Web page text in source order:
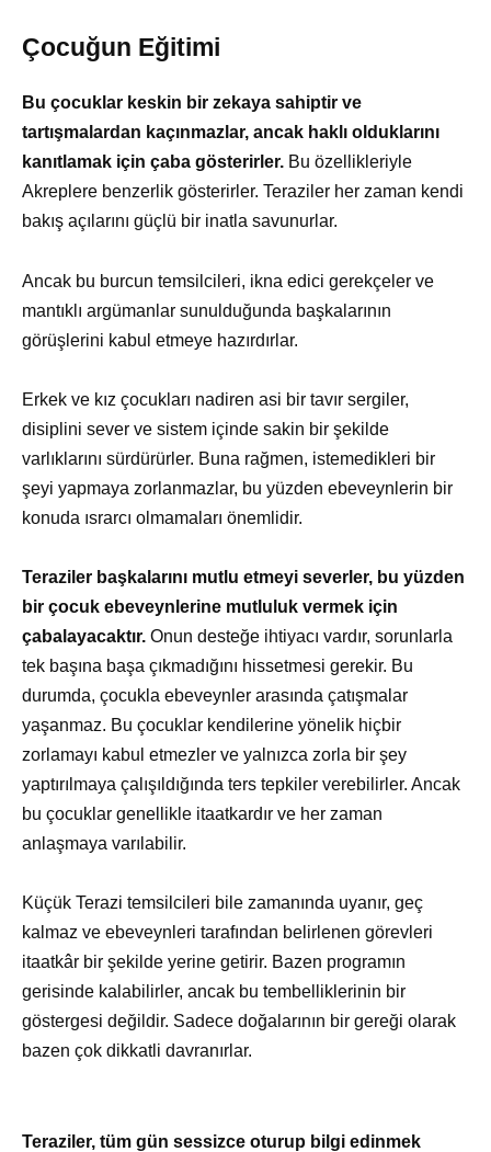
Çocuğun Eğitimi
Bu çocuklar keskin bir zekaya sahiptir ve
tartışmalardan kaçınmazlar, ancak haklı olduklarını
kanıtlamak için çaba gösterirler. Bu özellikleriyle
Akreplere benzerlik gösterirler. Teraziler her zaman kendi
bakış açılarını güçlü bir inatla savunurlar.
Ancak bu burcun temsilcileri, ikna edici gerekçeler ve
mantıklı argümanlar sunulduğunda başkalarının
görüşlerini kabul etmeye hazırdırlar.
Erkek ve kız çocukları nadiren asi bir tavır sergiler,
disiplini sever ve sistem içinde sakin bir şekilde
varlıklarını sürdürürler. Buna rağmen, istemedikleri bir
şeyi yapmaya zorlanmazlar, bu yüzden ebeveynlerin bir
konuda ısrarcı olmamaları önemlidir.
Teraziler başkalarını mutlu etmeyi severler, bu yüzden
bir çocuk ebeveynlerine mutluluk vermek için
çabalayacaktır. Onun desteğe ihtiyacı vardır, sorunlarla
tek başına başa çıkmadığını hissetmesi gerekir. Bu
durumda, çocukla ebeveynler arasında çatışmalar
yaşanmaz. Bu çocuklar kendilerine yönelik hiçbir
zorlamayı kabul etmezler ve yalnızca zorla bir şey
yaptırılmaya çalışıldığında ters tepkiler verebilirler. Ancak
bu çocuklar genellikle itaatkardır ve her zaman
anlaşmaya varılabilir.
Küçük Terazi temsilcileri bile zamanında uyanır, geç
kalmaz ve ebeveynleri tarafından belirlenen görevleri
itaatkâr bir şekilde yerine getirir. Bazen programın
gerisinde kalabilirler, ancak bu tembelliklerinin bir
göstergesi değildir. Sadece doğalarının bir gereği olarak
bazen çok dikkatli davranırlar.
Teraziler, tüm gün sessizce oturup bilgi edinmek